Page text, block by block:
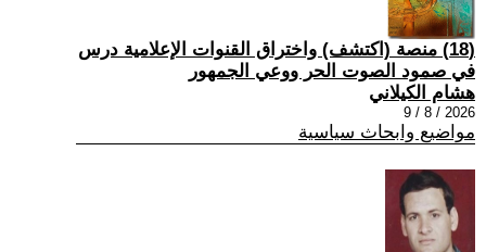
(18) منصة (اكتشف) واختراق القنوات الإعلامية درس
في صمود الصوت الحر ووعي الجمهور
هشام الكيلاني
2026 / 8 / 9
مواضيع وابحاث سياسية